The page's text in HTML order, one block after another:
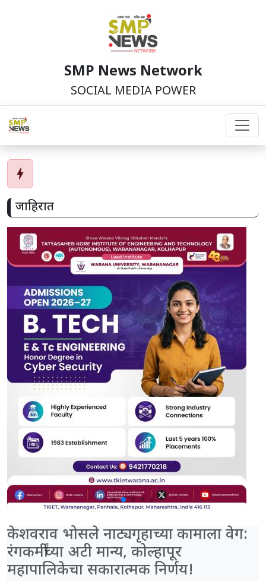
SMP News Network
SOCIAL MEDIA POWER
bolt
जाहिरात
केशवराव भोसले नाट्यगृहाच्या कामाला वेग:
रंगकर्मींच्या अटी मान्य, कोल्हापूर
महापालिकेचा सकारात्मक निर्णय!